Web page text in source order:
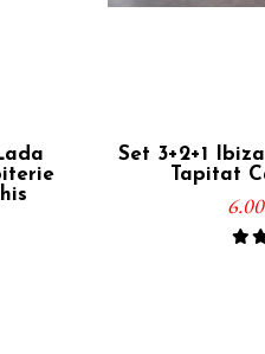
Set 3+2+1
Tapitat